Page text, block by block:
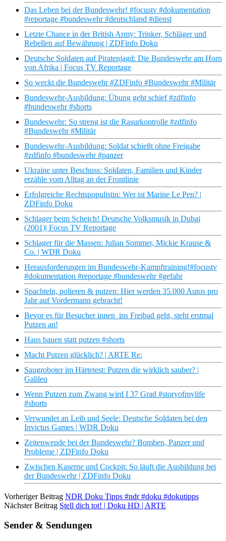
Das Leben bei der Bundeswehr! #focustv #dokumentation
#reportage #bundeswehr #deutschland #dienst
Letzte Chance in der British Army: Trinker, Schläger und
Rebellen auf Bewährung | ZDFinfo Doku
Deutsche Soldaten auf Piratenjagd: Die Bundeswehr am Horn
von Afrika | Focus TV Reportage
So weckt die Bundeswehr #ZDFinfo #Bundeswehr #Militär
Bundeswehr-Ausbildung: Übung geht schief #zdfinfo
#bundeswehr #shorts
Bundeswehr: So streng ist die Rasurkontrolle #zdfinfo
#Bundeswehr #Militär
Bundeswehr-Ausbildung: Soldat schießt ohne Freigabe
#zdfinfo #bundeswehr #panzer
Ukraine unter Beschuss: Soldaten, Familien und Kinder
erzähle vom Alltag an der Frontlinie
Erfolgreiche Rechtspopulistin: Wer ist Marine Le Pen? |
ZDFinfo Doku
Schlager beim Scheich! Deutsche Volksmusik in Dubai
(2001)| Focus TV Reportage
Schlager für die Massen: Julian Sommer, Mickie Krause &
Co. | WDR Doku
Herausforderungen im Bundeswehr-Kampftraining!#focustv
#dokumentation #reportage #bundeswehr #gefahr
Spachteln, polieren & putzen: Hier werden 35.000 Autos pro
Jahr auf Vordermann gebracht!
Bevor es für Besucher innen ins Freibad geht, steht erstmal
Putzen an!
Haus bauen statt putzen #shorts
Macht Putzen glücklich? | ARTE Re:
Saugroboter im Härtetest: Putzen die wirklich sauber? |
Galileo
Wenn Putzen zum Zwang wird I 37 Grad #storyofmylife
#shorts
Verwundet an Leib und Seele: Deutsche Soldaten bei den
Invictus Games | WDR Doku
Zeitenwende bei der Bundeswehr? Bomben, Panzer und
Probleme | ZDFinfo Doku
Zwischen Kaserne und Cockpit: So läuft die Ausbildung bei
der Bundeswehr | ZDFinfo Doku
Vorheriger Beitrag NDR Doku Tipps #ndr #doku #dokutipps
Nächster Beitrag Stell dich tot! | Doku HD | ARTE
Sender & Sendungen